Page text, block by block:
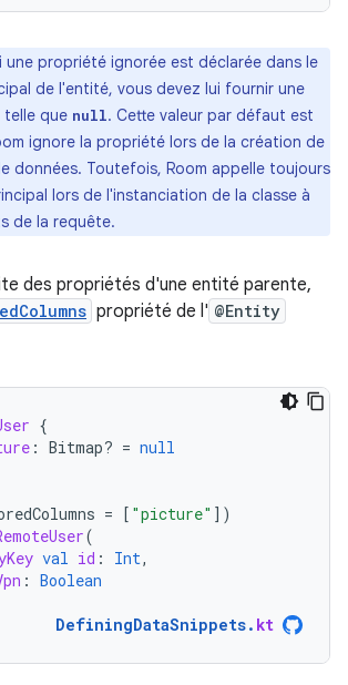
une propriété ignorée est déclarée dans le
de l'entité, vous devez lui fournir une
que null. Cette valeur par défaut est
ignore la propriété lors de la création de
données. Toutefois, Room appelle toujours
lors de l'instanciation de la classe à
de la requête.
des propriétés d'une entité parente,
propriété de l' @Entity
{
: Bitmap? = null
= [ "picture" ] )
(
val id : Int,
: Boolean
DefiningDataSnippets. kt